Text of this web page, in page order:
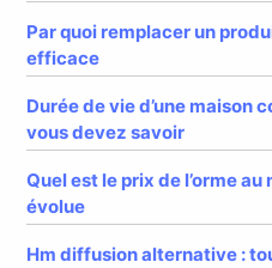
Par quoi remplacer un
efficace
Durée de vie d’une maison
vous devez savoir
Quel est le prix de l’orme
évolue
Hm diffusion alternative :